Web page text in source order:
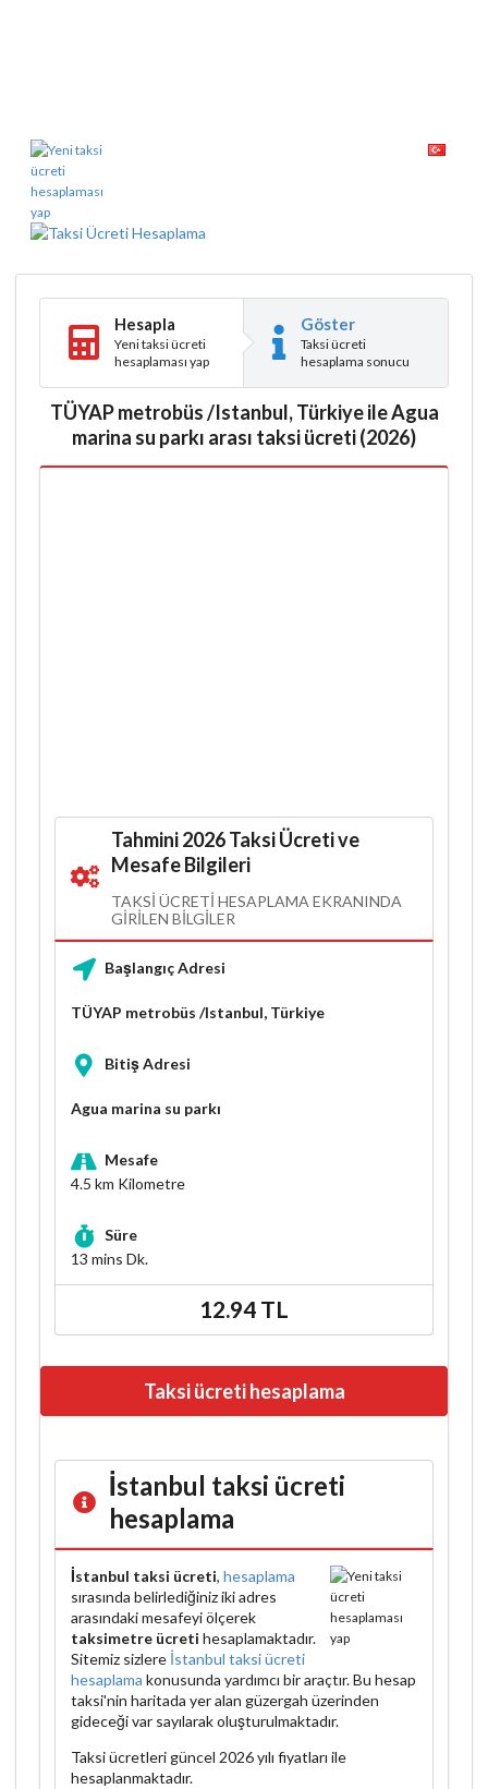
Hesapla
Yeni taksi ücreti
hesaplaması yap
Göster
Taksi ücreti
hesaplama sonucu
TÜYAP metrobüs /Istanbul, Türkiye ile Agua
marina su parkı arası taksi ücreti (2026)
Tahmini 2026 Taksi Ücreti ve
Mesafe Bilgileri
TAKSI ÜCRETI HESAPLAMA EKRANINDA
GIRILEN BILGILER
Başlangıç Adresi
TÜYAP metrobüs /Istanbul, Türkiye
Bitiş Adresi
Agua marina su parkı
Mesafe
4.5 km Kilometre
Süre
13 mins Dk.
12.94 TL
Taksi ücreti hesaplama
İstanbul taksi ücreti
hesaplama
İstanbul taksi ücreti, hesaplama
sırasında belirlediğiniz iki adres
arasındaki mesafeyi ölçerek
taksimetre ücreti hesaplamaktadır.
Sitemiz sizlere İstanbul taksi ücreti
hesaplama konusunda yardımcı bir araçtır. Bu hesap
taksi'nin haritada yer alan güzergah üzerinden
gideceği var sayılarak oluşturulmaktadır.
Taksi ücretleri güncel 2026 yılı fiyatları ile
hesaplanmaktadır.